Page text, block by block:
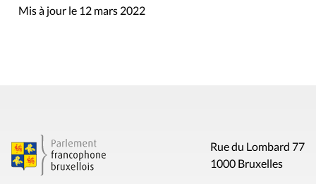
Mis à jour le 12 mars 2022
Rue du Lombard 77
1000 Bruxelles